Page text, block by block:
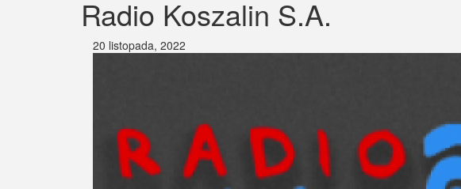
Radio Koszalin S.A.
20 listopada, 2022